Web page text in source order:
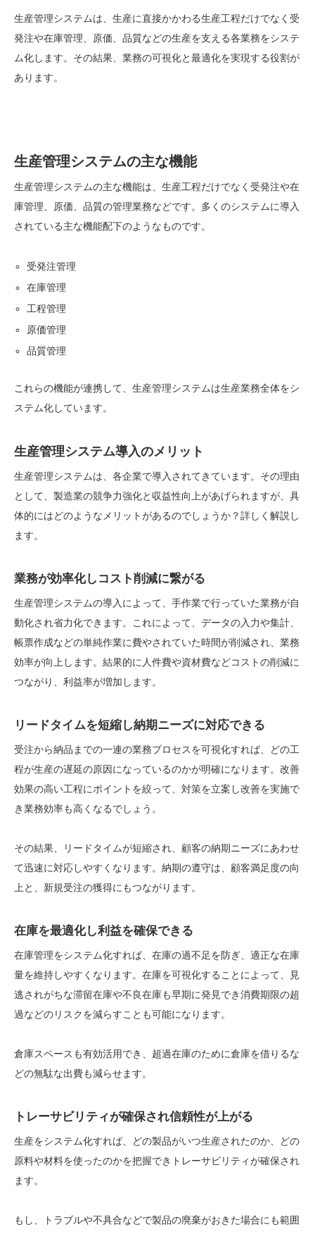
生産管理システムは、生産に直接かかわる生産工程だけでなく受
発注や在庫管理、原価、品質などの生産を支える各業務をシステ
ム化します。その結果、業務の可視化と最適化を実現する役割が
あります。
生産管理システムの主な機能
生産管理システムの主な機能は、生産工程だけでなく受発注や在
庫管理、原価、品質の管理業務などです。多くのシステムに導入
されている主な機能配下のようなものです。
受発注管理
在庫管理
工程管理
原価管理
品質管理
これらの機能が連携して、生産管理システムは生産業務全体をシ
ステム化しています。
生産管理システム導入のメリット
生産管理システムは、各企業で導入されてきています。その理由
として、製造業の競争力強化と収益性向上があげられますが、具
体的にはどのようなメリットがあるのでしょうか？詳しく解説し
ます。
業務が効率化しコスト削減に繋がる
生産管理システムの導入によって、手作業で行っていた業務が自
動化され省力化できます。これによって、データの入力や集計、
帳票作成などの単純作業に費やされていた時間が削減され、業務
効率が向上します。結果的に人件費や資材費などコストの削減に
つながり、利益率が増加します。
リードタイムを短縮し納期ニーズに対応できる
受注から納品までの一連の業務プロセスを可視化すれば、どの工
程が生産の遅延の原因になっているのかが明確になります。改善
効果の高い工程にポイントを絞って、対策を立案し改善を実施で
き業務効率も高くなるでしょう。
その結果、リードタイムが短縮され、顧客の納期ニーズにあわせ
て迅速に対応しやすくなります。納期の遵守は、顧客満足度の向
上と、新規受注の獲得にもつながります。
在庫を最適化し利益を確保できる
在庫管理をシステム化すれば、在庫の過不足を防ぎ、適正な在庫
量を維持しやすくなります。在庫を可視化することによって、見
逃されがちな滞留在庫や不良在庫も早期に発見でき消費期限の超
過などのリスクを減らすことも可能になります。
倉庫スペースも有効活用でき、超過在庫のために倉庫を借りるな
どの無駄な出費も減らせます。
トレーサビリティが確保され信頼性が上がる
生産をシステム化すれば、どの製品がいつ生産されたのか、どの
原料や材料を使ったのかを把握できトレーサビリティが確保され
ます。
もし、トラブルや不具合などで製品の廃棄がおきた場合にも範囲